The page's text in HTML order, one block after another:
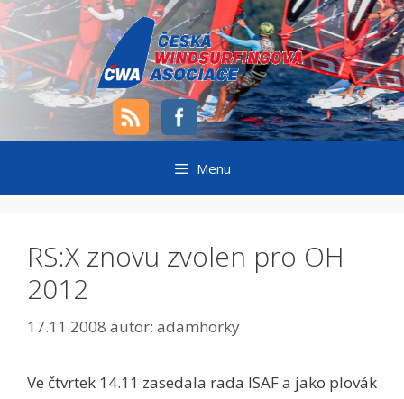
Přeskočit
na
obsah
Menu
RS:X znovu zvolen pro OH
2012
17.11.2008 autor: adamhorky
Ve čtvrtek 14.11 zasedala rada ISAF a jako plovák